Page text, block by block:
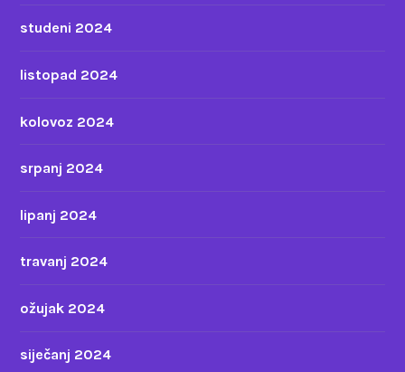
studeni 2024
listopad 2024
kolovoz 2024
srpanj 2024
lipanj 2024
travanj 2024
ožujak 2024
siječanj 2024